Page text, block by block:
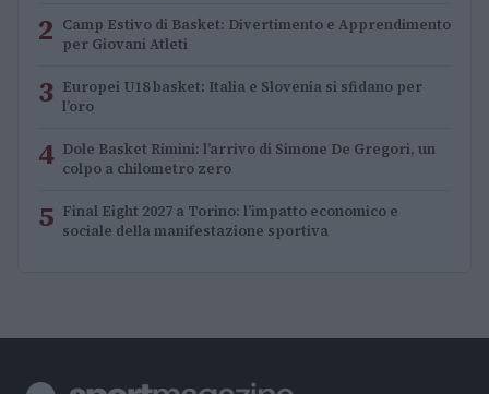
2 Camp Estivo di Basket: Divertimento e Apprendimento
per Giovani Atleti
3 Europei U18 basket: Italia e Slovenia si sfidano per
l’oro
4 Dole Basket Rimini: l’arrivo di Simone De Gregori, un
colpo a chilometro zero
5 Final Eight 2027 a Torino: l’impatto economico e
sociale della manifestazione sportiva